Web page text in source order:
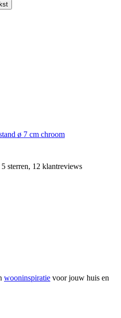
ø 7 cm chroom
sterren, 12 klantreviews
wooninspiratie voor jouw huis en